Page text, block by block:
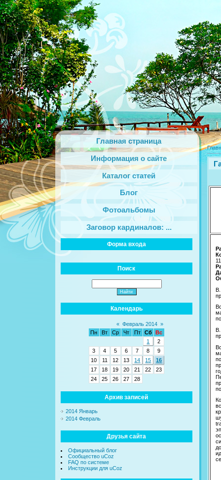
Главная страница
Информация о сайте
Каталог статей
Блог
Фотоальбомы
Заговор кардиналов: ...
Форма входа
Поиск
Календарь
« Февраль 2014 »
Пн
Вт Ср Чт Пт Сб
Вс
1
2
3
4 5 6 7 8
9
10
11 12 13 14 15
16
17
18 19 20 21 22
23
24
25 26 27 28
Архив записей
2014 Январь
2014 Февраль
Друзья сайта
Официальный блог
Сообщество uCoz
FAQ по системе
Инструкции для uCoz